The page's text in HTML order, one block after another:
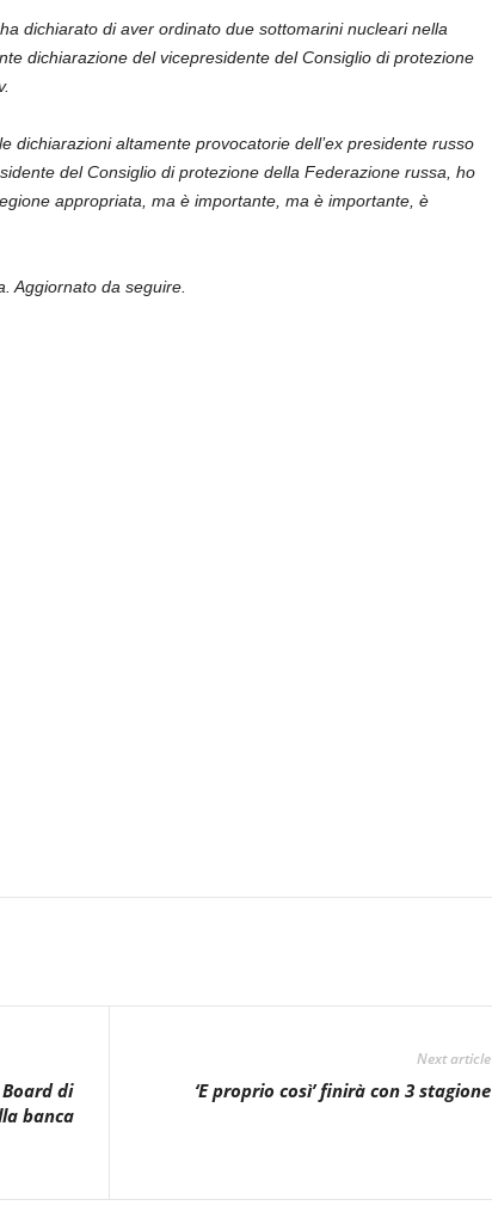
dichiarato di aver ordinato due sottomarini nucleari nella
dichiarazione del vicepresidente del Consiglio di protezione
dichiarazioni altamente provocatorie dell’ex presidente russo
del Consiglio di protezione della Federazione russa, ho
appropriata, ma è importante, ma è importante, è
Aggiornato da seguire.
di
banca
Next article
‘E proprio così’ finirà con 3 stagione